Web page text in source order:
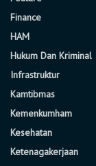
Finance
HAM
Hukum Dan Kriminal
Infrastruktur
Kamtibmas
Kemenkumham
Kesehatan
Ketenagakerjaan